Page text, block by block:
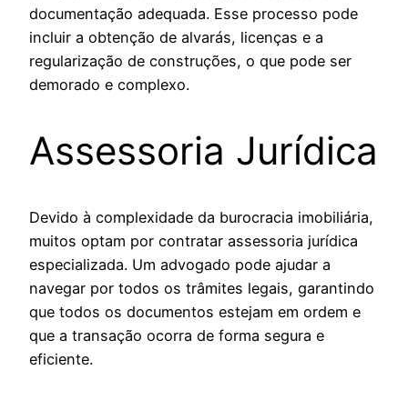
documentação adequada. Esse processo pode
incluir a obtenção de alvarás, licenças e a
regularização de construções, o que pode ser
demorado e complexo.
Assessoria Jurídica
Devido à complexidade da burocracia imobiliária,
muitos optam por contratar assessoria jurídica
especializada. Um advogado pode ajudar a
navegar por todos os trâmites legais, garantindo
que todos os documentos estejam em ordem e
que a transação ocorra de forma segura e
eficiente.